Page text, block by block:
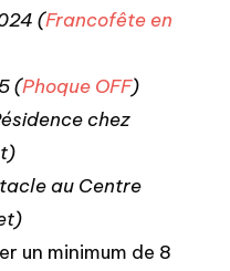
(Francofête en
(Phoque OFF)
chez
au Centre
un minimum de 8